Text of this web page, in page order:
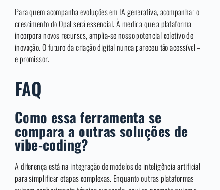
Para quem acompanha evoluções em IA generativa, acompanhar o
crescimento do Opal será essencial. À medida que a plataforma
incorpora novos recursos, amplia-se nosso potencial coletivo de
inovação. O futuro da criação digital nunca pareceu tão acessível –
e promissor.
FAQ
Como essa ferramenta se
compara a outras soluções de
vibe-coding?
A diferença está na integração de modelos de inteligência artificial
para simplificar etapas complexas. Enquanto outras plataformas